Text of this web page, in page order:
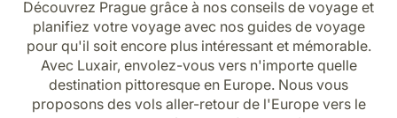
Carrières chez Luxair
Découvrez Prague grâce à nos conseils de voyage et
planifiez votre voyage avec nos guides de voyage
pour qu'il soit encore plus intéressant et mémorable.
Avec Luxair, envolez-vous vers n'importe quelle
destination pittoresque en Europe. Nous vous
proposons des vols aller-retour de l'Europe vers le